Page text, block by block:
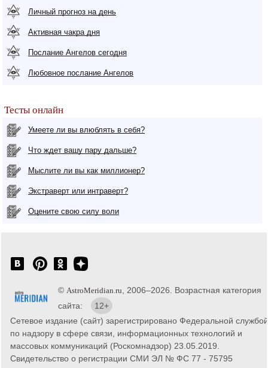
Личный прогноз на день
Активная чакра дня
Послание Ангелов сегодня
Любовное послание Ангелов
Тесты онлайн
Умеете ли вы влюблять в себя?
Что ждет вашу пару дальше?
Мыслите ли вы как миллионер?
Экстраверт или интраверт?
Оцените свою силу воли
© AstroMeridian.ru , 2006–2026. Возрастная категория
сайта:
12+
Сетевое издание (сайт) зарегистрировано Федеральной службой
по надзору в сфере связи, информационных технологий и
массовых коммуникаций (Роскомнадзор) 23.05.2019.
Свидетельство о регистрации СМИ ЭЛ № ФС 77 - 75795